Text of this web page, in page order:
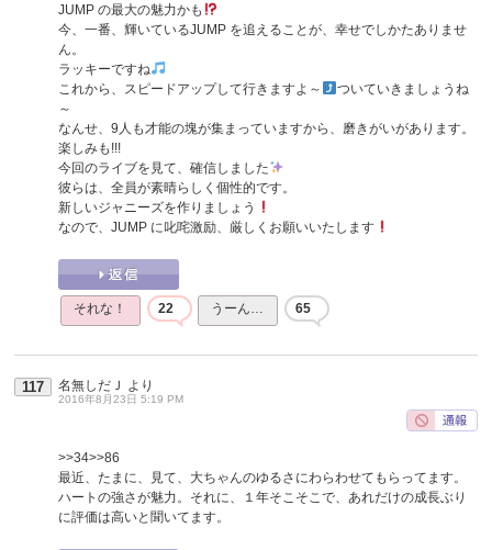
JUMP の最大の魅力かも
今、一番、輝いているJUMP を追えることが、幸せでしかたありませ
ん。
ラッキーですね
これから、スピードアップして行きますよ～
ついていきましょうね
～
なんせ、9人も才能の塊が集まっていますから、磨きがいがあります。
楽しみも!!!
今回のライブを見て、確信しました
彼らは、全員が素晴らしく個性的です。
新しいジャニーズを作りましょう
なので、JUMP に叱咤激励、厳しくお願いいたします
それな！ 22 うーん… 65
117 名無しだＪ より
2016年8月23日 5:19 PM
>>34>>86
最近、たまに、見て、大ちゃんのゆるさにわらわせてもらってます。
ハートの強さが魅力。それに、１年そこそこで、あれだけの成長ぶり
に評価は高いと聞いてます。